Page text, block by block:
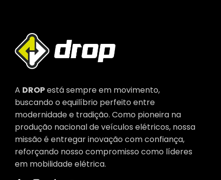
A DROPestá sempre em movimento,
buscando o equilíbrio perfeito entre
modernidade e tradição. Como pioneira na
produção nacional de veículos elétricos, nossa
missão é entregar inovação com confiança,
reforçando nosso compromisso como líderes
em mobilidade elétrica.